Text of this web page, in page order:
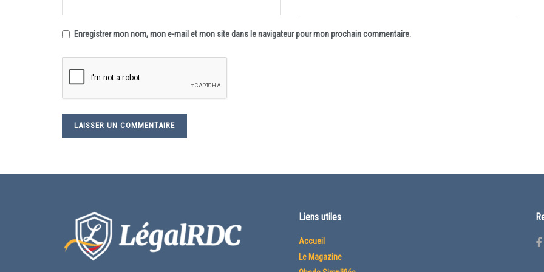
Enregistrer mon nom, mon e-mail et mon site dans le navigateur pour mon prochain commentaire.
Liens utiles
Accueil
Le Magazine